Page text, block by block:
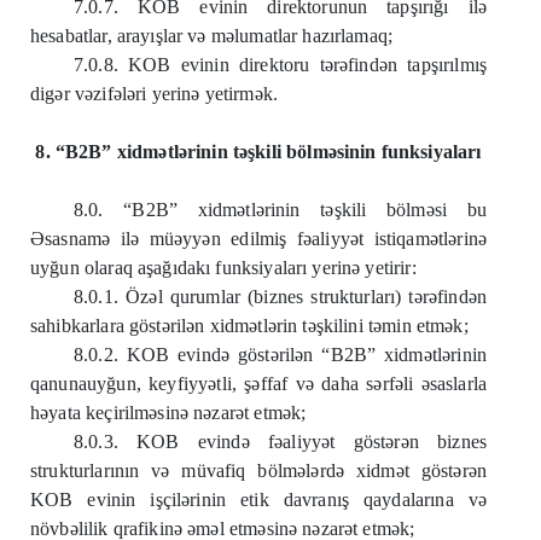
7.0.7. KOB evinin direktorunun tapşırığı ilə
hesabatlar, arayışlar və məlumatlar hazırlamaq;
7.0.8. KOB evinin direktoru tərəfindən tapşırılmış
digər vəzifələri yerinə yetirmək.
8. “B2B” xidmətlərinin təşkili bölməsinin funksiyaları
8.0. “B2B” xidmətlərinin təşkili bölməsi bu
Əsasnamə ilə müəyyən edilmiş fəaliyyət istiqamətlərinə
uyğun olaraq aşağıdakı funksiyaları yerinə yetirir:
8.0.1. Özəl qurumlar (biznes strukturları) tərəfindən
sahibkarlara göstərilən xidmətlərin təşkilini təmin etmək;
8.0.2. KOB evində göstərilən “B2B” xidmətlərinin
qanunauyğun, keyfiyyətli, şəffaf və daha sərfəli əsaslarla
həyata keçirilməsinə nəzarət etmək;
8.0.3. KOB evində fəaliyyət göstərən biznes
strukturlarının və müvafiq bölmələrdə xidmət göstərən
KOB evinin işçilərinin etik davranış qaydalarına və
növbəlilik qrafikinə əməl etməsinə nəzarət etmək;